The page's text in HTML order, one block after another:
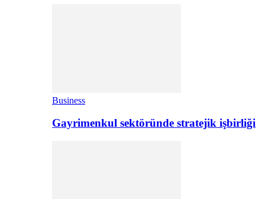
Business
Gayrimenkul sektöründe stratejik işbirliği